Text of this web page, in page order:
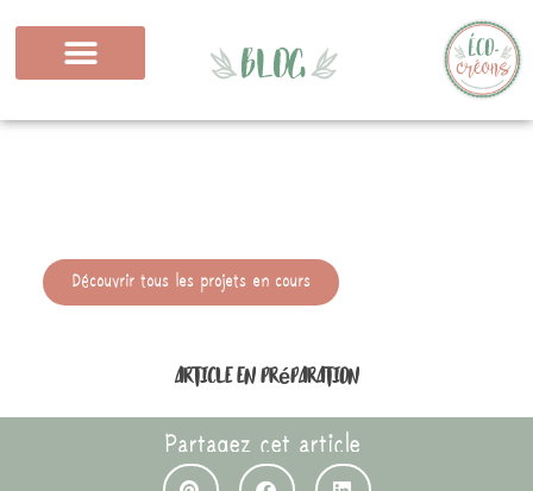
Découvrir tous les projets en cours
Article en préparation
Partagez cet article